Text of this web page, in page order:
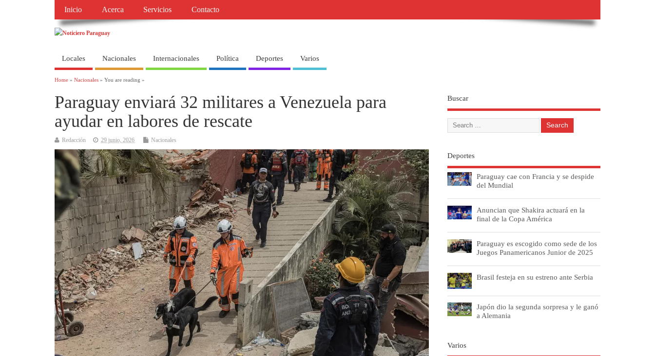
Inicio Acerca Servicios Contacto
Locales Nacionales Internacionales Política Deportes Varios
Home » Nacionales » You are reading »
Paraguay enviará 32 militares a Venezuela para
ayudar en labores de rescate
Redacción 29 junio, 2026 Nacionales
Buscar
Deportes
Paraguay cae con Francia y se despide
del Mundial
Anuncian que Shakira actuará en la
final de la Copa América
Paraguay es escogido como sede de los
Juegos Panamericanos Junior de 2025
Brasil festeja en su estreno ante Serbia
Japón dio la segunda sorpresa y le ganó
a Alemania
Varios